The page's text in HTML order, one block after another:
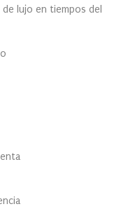
lujo en tiempos del